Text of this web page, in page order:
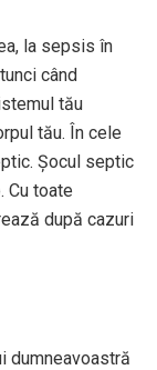
la sepsis în
când
tău
tău. În cele
Șocul septic
Cu toate
după cazuri
dumneavoastră